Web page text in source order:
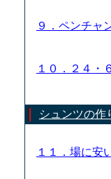
９．ペンチャ
１０．２４・
シュンツの作
１１．場に安